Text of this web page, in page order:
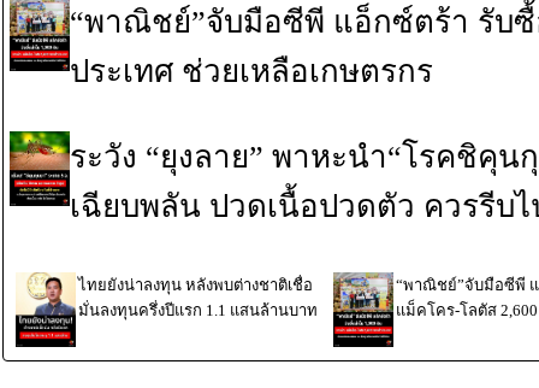
“พาณิชย์”จับมือซีพี แอ็กซ์ตร้า รับซื้
ประเทศ ช่วยเหลือเกษตรกร
ระวัง “ยุงลาย” พาหะนำ“โรคชิคุ
เฉียบพลัน ปวดเนื้อปวดตัว ควรรีบ
ไทยยังน่าลงทุน หลังพบต่างชาติเชื่อ
มั่นลงทุนครึ่งปีแรก 1.1 แสนล้านบาท
“พาณิชย์”จับมือซีพี แ
แม็คโคร-โลตัส